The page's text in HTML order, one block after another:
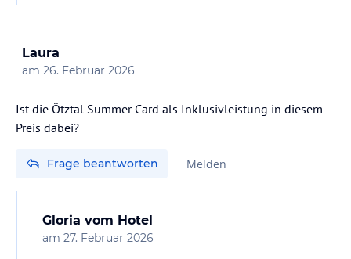
Laura
am 26. Februar 2026
Ist die Ötztal Summer Card als Inklusivleistung in diesem
Preis dabei?
Frage beantworten Melden
Gloria vom Hotel
am 27. Februar 2026